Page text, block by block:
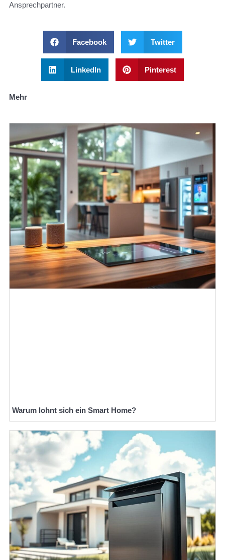
Ansprechpartner.
Facebook Twitter
LinkedIn Pinterest
Mehr
Warum lohnt sich ein Smart Home?